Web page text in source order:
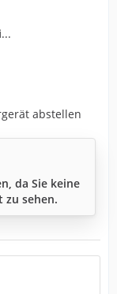
abstellen
da Sie keine
zu sehen.